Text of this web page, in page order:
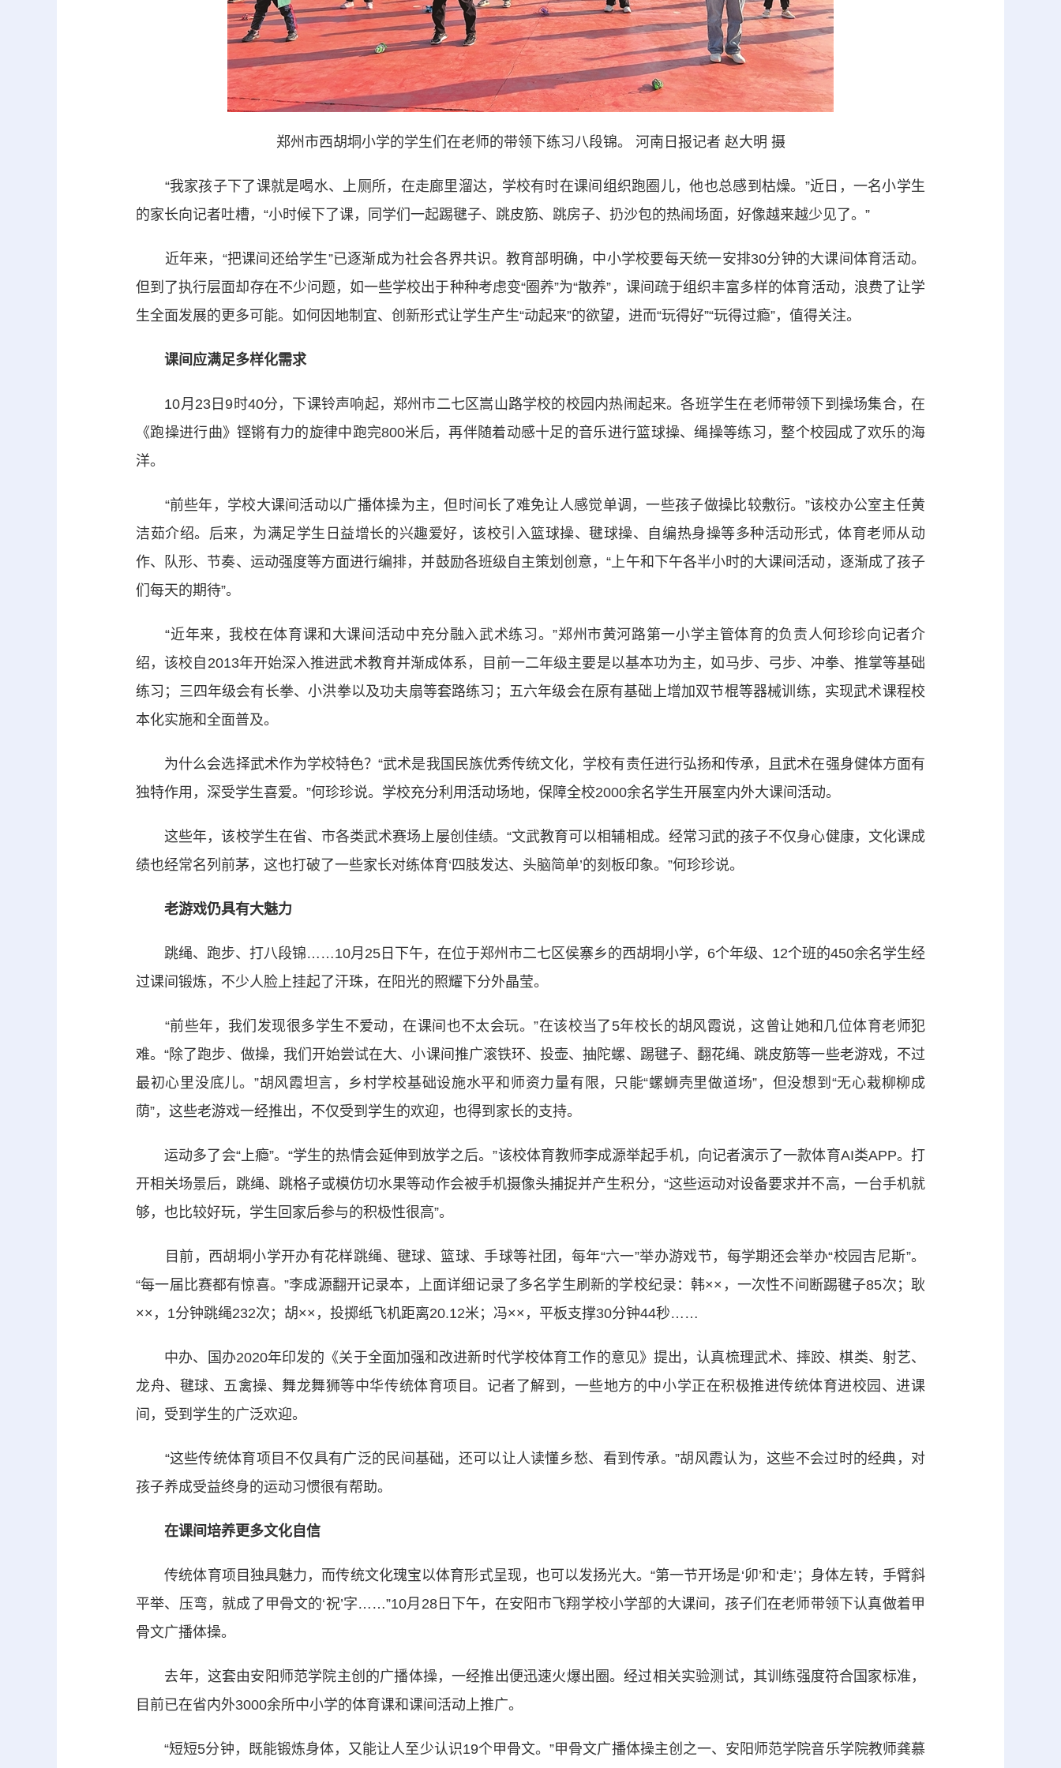
郑州市西胡垌小学的学生们在老师的带领下练习八段锦。 河南日报记者 赵大明 摄
“我家孩子下了课就是喝水、上厕所，在走廊里溜达，学校有时在课间组织跑圈儿，他也总感到枯燥。”近日，一名小学生
的家长向记者吐槽，“小时候下了课，同学们一起踢毽子、跳皮筋、跳房子、扔沙包的热闹场面，好像越来越少见了。”
近年来，“把课间还给学生”已逐渐成为社会各界共识。教育部明确，中小学校要每天统一安排30分钟的大课间体育活动。
但到了执行层面却存在不少问题，如一些学校出于种种考虑变“圈养”为“散养”，课间疏于组织丰富多样的体育活动，浪费了让学
生全面发展的更多可能。如何因地制宜、创新形式让学生产生“动起来”的欲望，进而“玩得好”“玩得过瘾”，值得关注。
课间应满足多样化需求
10月23日9时40分，下课铃声响起，郑州市二七区嵩山路学校的校园内热闹起来。各班学生在老师带领下到操场集合，在
《跑操进行曲》铿锵有力的旋律中跑完800米后，再伴随着动感十足的音乐进行篮球操、绳操等练习，整个校园成了欢乐的海
洋。
“前些年，学校大课间活动以广播体操为主，但时间长了难免让人感觉单调，一些孩子做操比较敷衍。”该校办公室主任黄
洁茹介绍。后来，为满足学生日益增长的兴趣爱好，该校引入篮球操、毽球操、自编热身操等多种活动形式，体育老师从动
作、队形、节奏、运动强度等方面进行编排，并鼓励各班级自主策划创意，“上午和下午各半小时的大课间活动，逐渐成了孩子
们每天的期待”。
“近年来，我校在体育课和大课间活动中充分融入武术练习。”郑州市黄河路第一小学主管体育的负责人何珍珍向记者介
绍，该校自2013年开始深入推进武术教育并渐成体系，目前一二年级主要是以基本功为主，如马步、弓步、冲拳、推掌等基础
练习；三四年级会有长拳、小洪拳以及功夫扇等套路练习；五六年级会在原有基础上增加双节棍等器械训练，实现武术课程校
本化实施和全面普及。
为什么会选择武术作为学校特色？“武术是我国民族优秀传统文化，学校有责任进行弘扬和传承，且武术在强身健体方面有
独特作用，深受学生喜爱。”何珍珍说。学校充分利用活动场地，保障全校2000余名学生开展室内外大课间活动。
这些年，该校学生在省、市各类武术赛场上屡创佳绩。“文武教育可以相辅相成。经常习武的孩子不仅身心健康，文化课成
绩也经常名列前茅，这也打破了一些家长对练体育‘四肢发达、头脑简单’的刻板印象。”何珍珍说。
老游戏仍具有大魅力
跳绳、跑步、打八段锦……10月25日下午，在位于郑州市二七区侯寨乡的西胡垌小学，6个年级、12个班的450余名学生经
过课间锻炼，不少人脸上挂起了汗珠，在阳光的照耀下分外晶莹。
“前些年，我们发现很多学生不爱动，在课间也不太会玩。”在该校当了5年校长的胡风霞说，这曾让她和几位体育老师犯
难。“除了跑步、做操，我们开始尝试在大、小课间推广滚铁环、投壶、抽陀螺、踢毽子、翻花绳、跳皮筋等一些老游戏，不过
最初心里没底儿。”胡风霞坦言，乡村学校基础设施水平和师资力量有限，只能“螺蛳壳里做道场”，但没想到“无心栽柳柳成
荫”，这些老游戏一经推出，不仅受到学生的欢迎，也得到家长的支持。
运动多了会“上瘾”。“学生的热情会延伸到放学之后。”该校体育教师李成源举起手机，向记者演示了一款体育AI类APP。打
开相关场景后，跳绳、跳格子或模仿切水果等动作会被手机摄像头捕捉并产生积分，“这些运动对设备要求并不高，一台手机就
够，也比较好玩，学生回家后参与的积极性很高”。
目前，西胡垌小学开办有花样跳绳、毽球、篮球、手球等社团，每年“六一”举办游戏节，每学期还会举办“校园吉尼斯”。
“每一届比赛都有惊喜。”李成源翻开记录本，上面详细记录了多名学生刷新的学校纪录：韩××，一次性不间断踢毽子85次；耿
××，1分钟跳绳232次；胡××，投掷纸飞机距离20.12米；冯××，平板支撑30分钟44秒……
中办、国办2020年印发的《关于全面加强和改进新时代学校体育工作的意见》提出，认真梳理武术、摔跤、棋类、射艺、
龙舟、毽球、五禽操、舞龙舞狮等中华传统体育项目。记者了解到，一些地方的中小学正在积极推进传统体育进校园、进课
间，受到学生的广泛欢迎。
“这些传统体育项目不仅具有广泛的民间基础，还可以让人读懂乡愁、看到传承。”胡风霞认为，这些不会过时的经典，对
孩子养成受益终身的运动习惯很有帮助。
在课间培养更多文化自信
传统体育项目独具魅力，而传统文化瑰宝以体育形式呈现，也可以发扬光大。“第一节开场是‘卯’和‘走’；身体左转，手臂斜
平举、压弯，就成了甲骨文的‘祝’字……”10月28日下午，在安阳市飞翔学校小学部的大课间，孩子们在老师带领下认真做着甲
骨文广播体操。
去年，这套由安阳师范学院主创的广播体操，一经推出便迅速火爆出圈。经过相关实验测试，其训练强度符合国家标准，
目前已在省内外3000余所中小学的体育课和课间活动上推广。
“短短5分钟，既能锻炼身体，又能让人至少认识19个甲骨文。”甲骨文广播体操主创之一、安阳师范学院音乐学院教师龚慕